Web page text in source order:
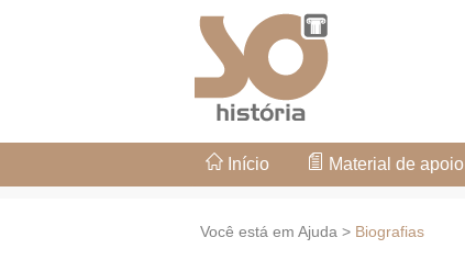
Início Material de apoio
Você está em Ajuda > Biografias